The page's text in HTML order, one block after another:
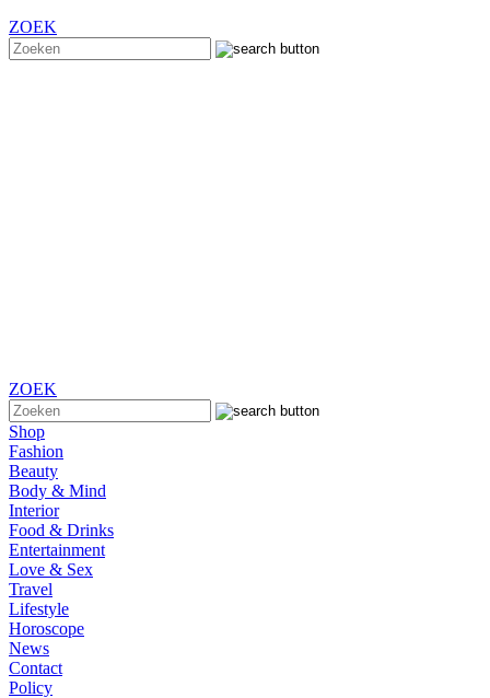
ZOEK
ZOEK
Shop
Fashion
Beauty
Body & Mind
Interior
Food & Drinks
Entertainment
Love & Sex
Travel
Lifestyle
Horoscope
News
Contact
Policy